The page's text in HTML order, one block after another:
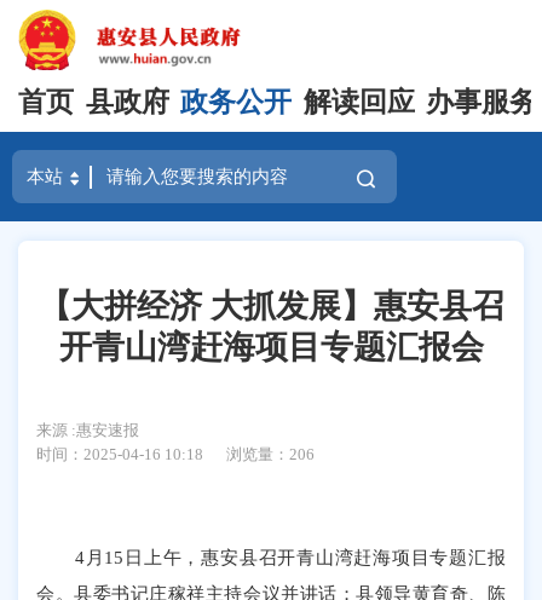
首页 县政府 政务公开 解读回应 办事服务
【大拼经济 大抓发展】惠安县召
开青山湾赶海项目专题汇报会
来源 :惠安速报
时间：2025-04-16 10:18
浏览量：206
4月15日上午，惠安县召开青山湾赶海项目专题汇报
会。县委书记庄稼祥主持会议并讲话；县领导黄育奇、陈